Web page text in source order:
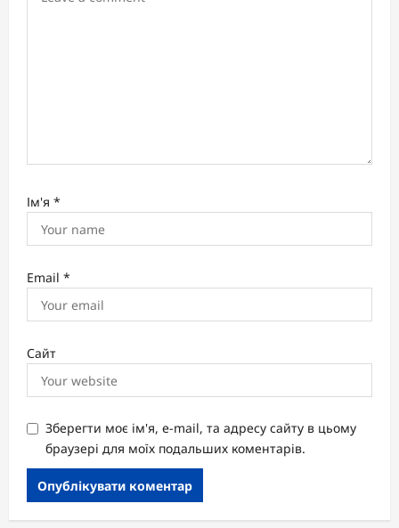
Ім'я *
Email *
Сайт
Зберегти моє ім'я, e-mail, та адресу сайту в цьому
браузері для моїх подальших коментарів.